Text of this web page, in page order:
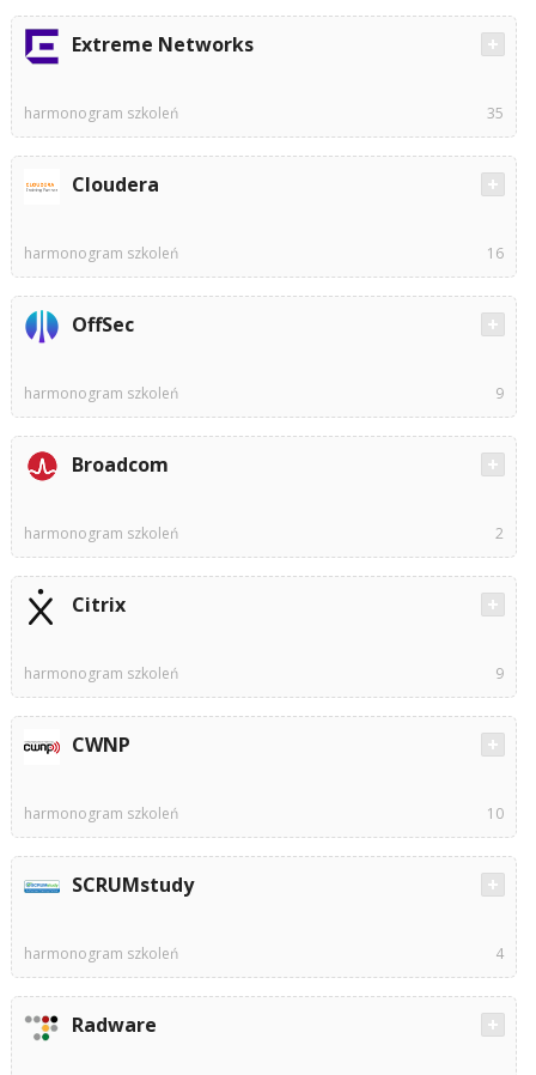
Extreme Networks
harmonogram szkoleń 35
Cloudera
harmonogram szkoleń 16
OffSec
harmonogram szkoleń 9
Broadcom
harmonogram szkoleń 2
Citrix
harmonogram szkoleń 9
CWNP
harmonogram szkoleń 10
SCRUMstudy
harmonogram szkoleń 4
Radware